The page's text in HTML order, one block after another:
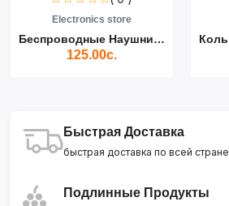
Electronics store
Беспроводные Наушники Air...
125.00с.
Быстрая Доставка
быстрая доставка по всей стране
Подлинные Продукты